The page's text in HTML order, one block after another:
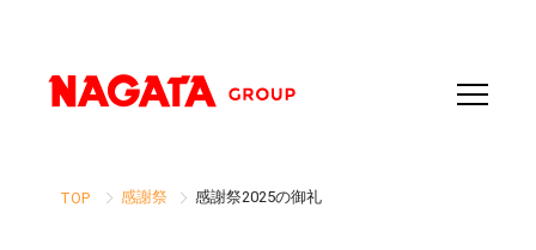
TOP 感謝祭 感謝祭2025の御礼